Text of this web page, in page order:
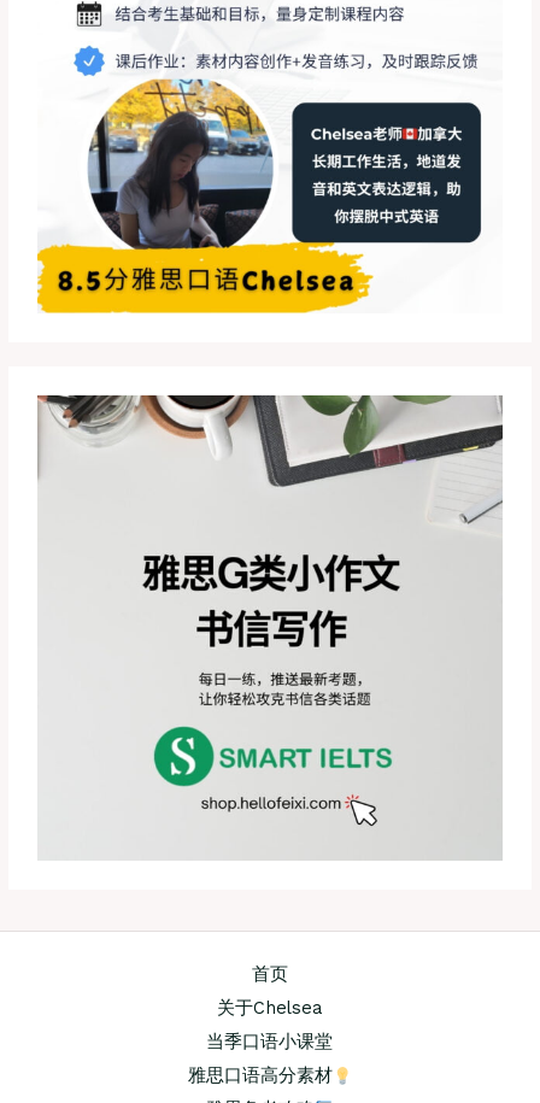
首页
关于Chelsea
当季口语小课堂
雅思口语高分素材